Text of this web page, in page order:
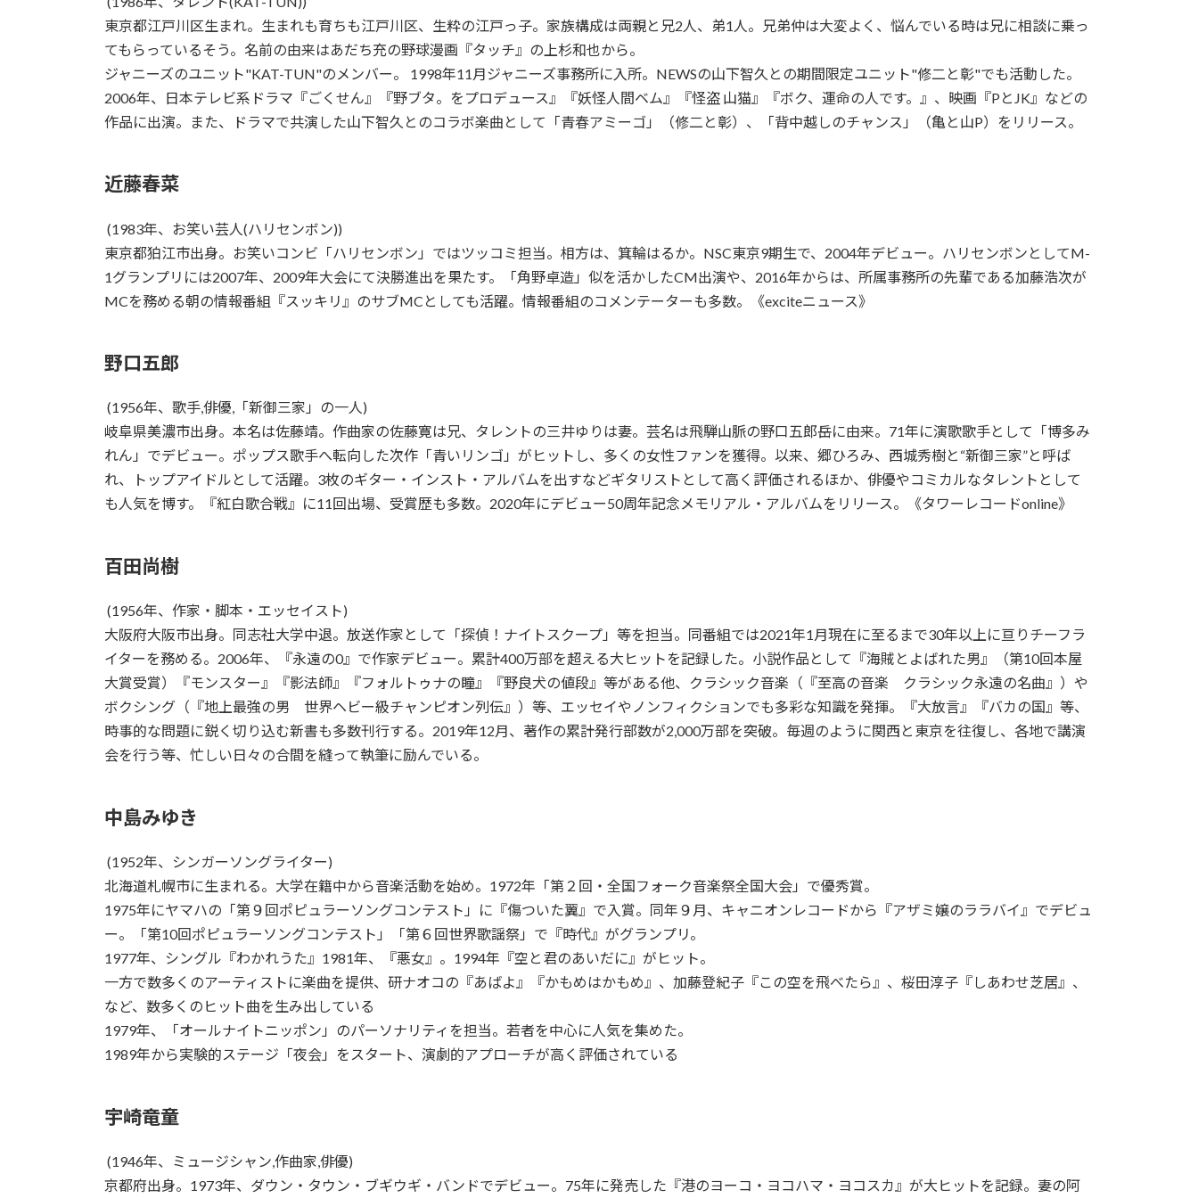
東京都江戸川区生まれ。生まれも育ちも江戸川区、生粋の江戸っ子。家族構成は両親と兄2人、弟1人。兄弟仲は大変よく、悩んでいる時は兄に相談に乗っ
てもらっているそう。名前の由来はあだち充の野球漫画『タッチ』の上杉和也から。
ジャニーズのユニット"KAT-TUN"のメンバー。 1998年11月ジャニーズ事務所に入所。NEWSの山下智久との期間限定ユニット"修二と彰"でも活動した。
2006年、日本テレビ系ドラマ『ごくせん』『野ブタ。をプロデュース』『妖怪人間ベム』『怪盗 山猫』『ボク、運命の人です。』、映画『PとJK』などの
作品に出演。また、ドラマで共演した山下智久とのコラボ楽曲として「青春アミーゴ」（修二と彰）、「背中越しのチャンス」（亀と山P）をリリース。
近藤春菜
(1983年、お笑い芸人(ハリセンボン))
東京都狛江市出身。お笑いコンビ「ハリセンボン」ではツッコミ担当。相方は、箕輪はるか。NSC東京9期生で、2004年デビュー。ハリセンボンとしてM-
1グランプリには2007年、2009年大会にて決勝進出を果たす。「角野卓造」似を活かしたCM出演や、2016年からは、所属事務所の先輩である加藤浩次が
MCを務める朝の情報番組『スッキリ』のサブMCとしても活躍。情報番組のコメンテーターも多数。《exciteニュース》
野口五郎
(1956年、歌手,俳優,「新御三家」の一人)
岐阜県美濃市出身。本名は佐藤靖。作曲家の佐藤寛は兄、タレントの三井ゆりは妻。芸名は飛騨山脈の野口五郎岳に由来。71年に演歌歌手として「博多み
れん」でデビュー。ポップス歌手へ転向した次作「青いリンゴ」がヒットし、多くの女性ファンを獲得。以来、郷ひろみ、西城秀樹と“新御三家”と呼ば
れ、トップアイドルとして活躍。3枚のギター・インスト・アルバムを出すなどギタリストとして高く評価されるほか、俳優やコミカルなタレントとして
も人気を博す。『紅白歌合戦』に11回出場、受賞歴も多数。2020年にデビュー50周年記念メモリアル・アルバムをリリース。《タワーレコードonline》
百田尚樹
(1956年、作家・脚本・エッセイスト)
大阪府大阪市出身。同志社大学中退。放送作家として「探偵！ナイトスクープ」等を担当。同番組では2021年1月現在に至るまで30年以上に亘りチーフラ
イターを務める。2006年、『永遠の0』で作家デビュー。累計400万部を超える大ヒットを記録した。小説作品として『海賊とよばれた男』（第10回本屋
大賞受賞）『モンスター』『影法師』『フォルトゥナの瞳』『野良犬の値段』等がある他、クラシック音楽（『至高の音楽 クラシック永遠の名曲』）や
ボクシング（『地上最強の男 世界ヘビー級チャンピオン列伝』）等、エッセイやノンフィクションでも多彩な知識を発揮。『大放言』『バカの国』等、
時事的な問題に鋭く切り込む新書も多数刊行する。2019年12月、著作の累計発行部数が2,000万部を突破。毎週のように関西と東京を往復し、各地で講演
会を行う等、忙しい日々の合間を縫って執筆に励んでいる。
中島みゆき
(1952年、シンガーソングライター)
北海道札幌市に生まれる。大学在籍中から音楽活動を始め。1972年「第２回・全国フォーク音楽祭全国大会」で優秀賞。
1975年にヤマハの「第９回ポピュラーソングコンテスト」に『傷ついた翼』で入賞。同年９月、キャニオンレコードから『アザミ嬢のララバイ』でデビュ
ー。「第10回ポピュラーソングコンテスト」「第６回世界歌謡祭」で『時代』がグランプリ。
1977年、シングル『わかれうた』1981年、『悪女』。1994年『空と君のあいだに』がヒット。
一方で数多くのアーティストに楽曲を提供、研ナオコの『あばよ』『かもめはかもめ』、加藤登紀子『この空を飛べたら』、桜田淳子『しあわせ芝居』、
など、数多くのヒット曲を生み出している
1979年、「オールナイトニッポン」のパーソナリティを担当。若者を中心に人気を集めた。
1989年から実験的ステージ「夜会」をスタート、演劇的アプローチが高く評価されている
宇崎竜童
(1946年、ミュージシャン,作曲家,俳優)
京都府出身。1973年、ダウン・タウン・ブギウギ・バンドでデビュー。75年に発売した『港のヨーコ・ヨコハマ・ヨコスカ』が大ヒットを記録。妻の阿